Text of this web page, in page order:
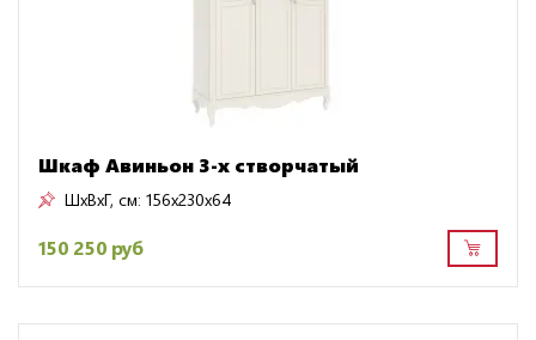
Шкаф Авиньон 3-х створчатый
ШxВxГ, см: 156x230x64
150 250 руб